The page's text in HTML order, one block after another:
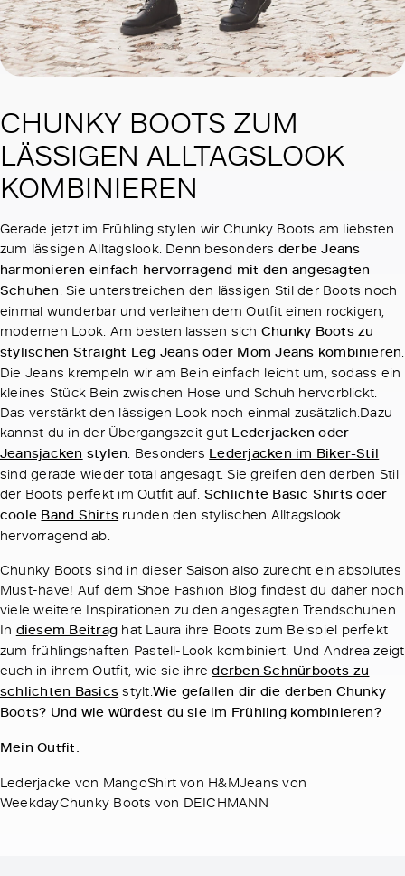
CHUNKY BOOTS ZUM
LÄSSIGEN ALLTAGSLOOK
KOMBINIEREN
Gerade jetzt im Frühling stylen wir Chunky Boots am liebsten
zum lässigen Alltagslook. Denn besonders derbe Jeans
harmonieren einfach hervorragend mit den angesagten
Schuhen . Sie unterstreichen den lässigen Stil der Boots noch
einmal wunderbar und verleihen dem Outfit einen rockigen,
modernen Look. Am besten lassen sich Chunky Boots zu
stylischen Straight Leg Jeans oder Mom Jeans kombinieren
Die Jeans krempeln wir am Bein einfach leicht um, sodass ein
kleines Stück Bein zwischen Hose und Schuh hervorblickt.
Das verstärkt den lässigen Look noch einmal zusätzlich.Dazu
kannst du in der Übergangszeit gut Lederjacken oder
Jeansjacken stylen . Besonders Lederjacken im Biker-Stil
sind gerade wieder total angesagt. Sie greifen den derben Stil
der Boots perfekt im Outfit auf. Schlichte Basic Shirts oder
coole Band Shirts runden den stylischen Alltagslook
hervorragend ab.
Chunky Boots sind in dieser Saison also zurecht ein absolutes
Must-have! Auf dem Shoe Fashion Blog findest du daher noch
viele weitere Inspirationen zu den angesagten Trendschuhen.
In diesem Beitrag hat Laura ihre Boots zum Beispiel perfekt
zum frühlingshaften Pastell-Look kombiniert. Und Andrea zeigt
euch in ihrem Outfit, wie sie ihrederben Schnürboots zu
schlichten Basics stylt.Wie gefallen dir die derben Chunky
Boots? Und wie würdest du sie im Frühling kombinieren?
Mein Outfit:
Lederjacke von MangoShirt von H&MJeans von
WeekdayChunky Boots von DEICHMANN